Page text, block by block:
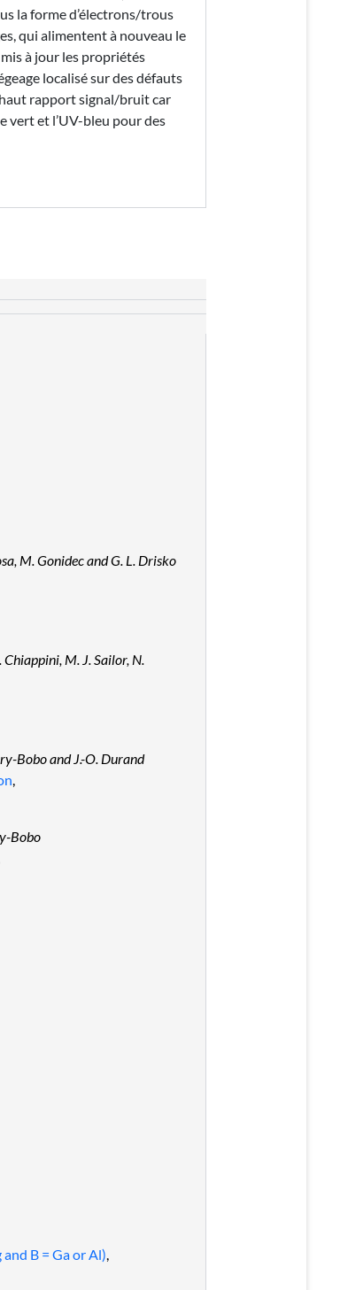
la forme d’électrons/trous
qui alimentent à nouveau le
à jour les propriétés
localisé sur des défauts
rapport signal/bruit car
vert et l’UV-bleu pour des
M. Gonidec and G. L. Drisko
Chiappini, M. J. Sailor, N.
Bobo and J.-O. Durand
,
Bobo
B = Ga or Al),